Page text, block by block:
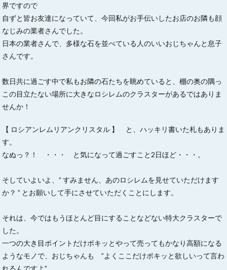
界ですので
自ずと皆お友達になっていて、今回私がお手伝いしたお店のお隣も顔
なじみの業者さんでした。
日本の業者さんで、多様な石を並べている人のいいおじちゃんと息子
さんです。
数日共に過ごす中で私もお隣の石たちを眺めていると、棚の奥の隅っ
この目立たない場所に大きなロシレムのクラスターがあるではありま
せんか！
【 ロシアンレムリアンクリスタル 】 と、ハッキリ書いた札もありま
す。
なぬっ？！ ・・・ と気になって過ごすこと2日ほど・・・。
そしていよいよ、” すみません、あのロシレムを見せていただけます
か？ ” とお願いして手にさせていただくことにします。
それは、今ではもうほとんど目にすることなどない特大クラスターで
した。
一つの大き目ポイントだけポキッとやって売ってもかなり高額になる
ようなモノで、おじちゃんも ”よくここだけポキッと欲しいって言わ
れるんですよ”